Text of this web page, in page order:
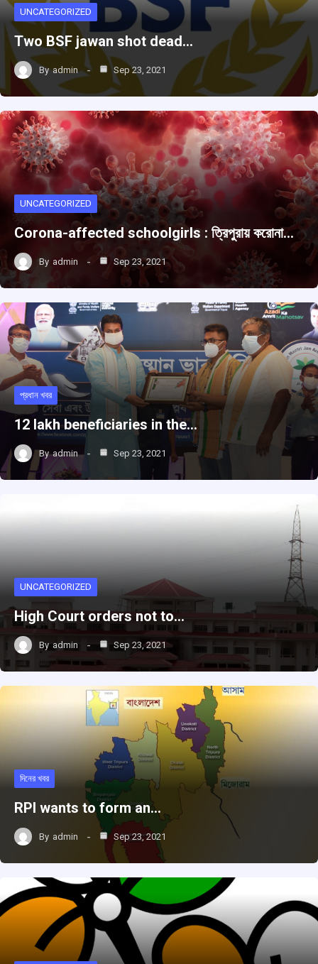
UNCATEGORIZED
Two BSF jawan shot dead…
By admin Sep 23, 2021
UNCATEGORIZED
Corona-affected schoolgirls : ত্রিপুরায় করোনা…
By admin Sep 23, 2021
প্রধান খবর
12 lakh beneficiaries in the…
By admin Sep 23, 2021
UNCATEGORIZED
High Court orders not to…
By admin Sep 23, 2021
দিনের খবর
RPI wants to form an…
By admin Sep 23, 2021